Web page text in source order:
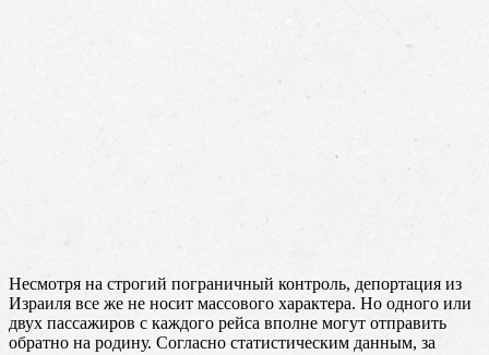
Несмотря на строгий пограничный контроль, депортация из
Израиля все же не носит массового характера. Но одного или
двух пассажиров с каждого рейса вполне могут отправить
обратно на родину. Согласно статистическим данным, за